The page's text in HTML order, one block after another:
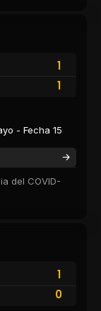
1
1
- Fecha 15
del COVID-
1
0